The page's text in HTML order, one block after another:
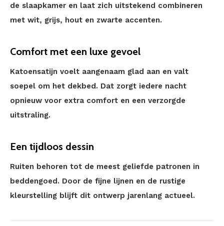
de slaapkamer en laat zich uitstekend combineren
met wit, grijs, hout en zwarte accenten.
Comfort met een luxe gevoel
Katoensatijn voelt aangenaam glad aan en valt
soepel om het dekbed. Dat zorgt iedere nacht
opnieuw voor extra comfort en een verzorgde
uitstraling.
Een tijdloos dessin
Ruiten behoren tot de meest geliefde patronen in
beddengoed. Door de fijne lijnen en de rustige
kleurstelling blijft dit ontwerp jarenlang actueel.